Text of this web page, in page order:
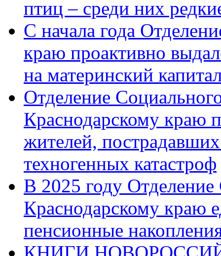
птиц – среди них
С начала года
краю проактивно
на материнский
Отделение
Краснодарскому краю
жителей,
техногенных катастроф
В 2025 году
Краснодарскому краю
пенсионные